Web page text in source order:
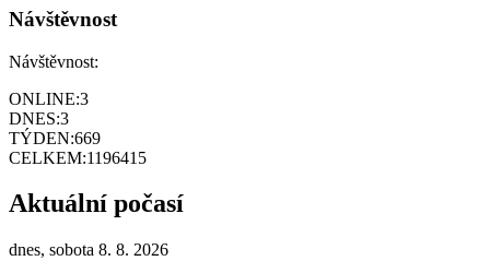
Návštěvnost
Návštěvnost:
ONLINE:3
DNES:3
TÝDEN:669
CELKEM:1196415
Aktuální počasí
dnes, sobota 8. 8. 2026